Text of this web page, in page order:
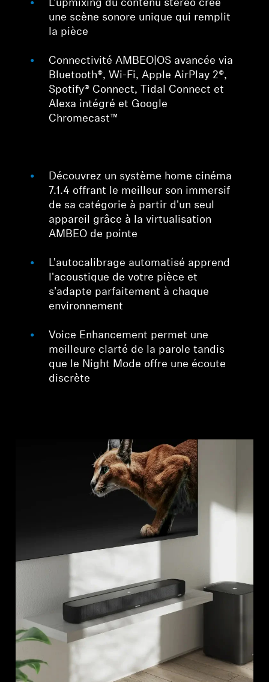
L'upmixing du contenu stéréo crée
une scène sonore unique qui remplit
la pièce
Connectivité AMBEO|OS avancée via
Bluetooth®, Wi-Fi, Apple AirPlay 2®,
Spotify® Connect, Tidal Connect et
Alexa intégré et Google
Chromecast™
Découvrez un système home cinéma
7.1.4 offrant le meilleur son immersif
de sa catégorie à partir d'un seul
appareil grâce à la virtualisation
AMBEO de pointe
L'autocalibrage automatisé apprend
l'acoustique de votre pièce et
s'adapte parfaitement à chaque
environnement
Voice Enhancement permet une
meilleure clarté de la parole tandis
que le Night Mode offre une écoute
discrète